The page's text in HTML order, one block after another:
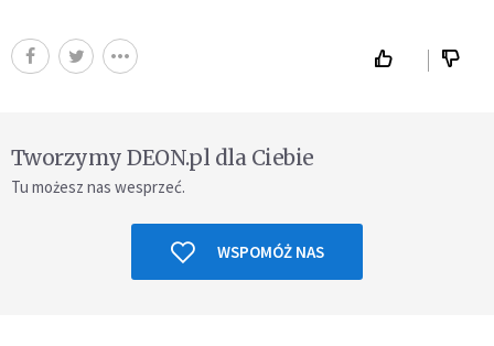
Tworzymy DEON.pl dla Ciebie
Tu możesz nas wesprzeć.
WSPOMÓŻ NAS